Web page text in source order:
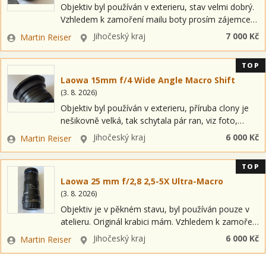
Objektiv byl používán v exterieru, stav velmi dobrý.
Vzhledem k zamoření mailu boty prosím zájemce,
ať raději zavolají 723289543. Zvažte osobní odběr.
Cenu požaduji předem na účet.
Zadavatel
Martin Reiser LokalitaJihočeský kraj 7 000 Kč
Laowa 15mm f/4 Wide Angle Macro Shift
(3. 8. 2026)
Objektiv byl používán v exterieru, příruba clony je
nešikovně velká, tak schytala pár ran, viz foto,
originál krabici mám. Vzhledem k zamoření mailu
boty prosím zájemce, ať raději…
Zadavatel
Martin Reiser LokalitaJihočeský kraj 6 000 Kč
TOP
Laowa 25 mm f/2,8 2,5-5X Ultra-Macro
(3. 8. 2026)
Objektiv je v pěkném stavu, byl používán pouze v
atelieru. Originál krabici mám. Vzhledem k zamoření
mailu boty prosím zájemce, ať raději zavolají
723289543. Zvažte osobní odběr. Cenu…
Zadavatel
Martin Reiser LokalitaJihočeský kraj 6 000 Kč
TOP